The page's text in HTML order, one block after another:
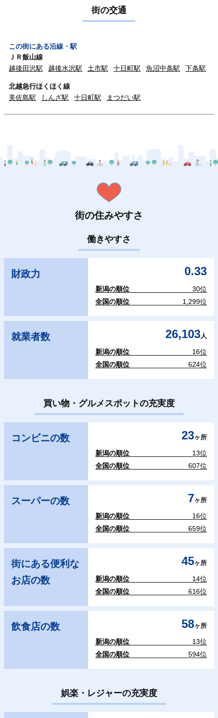
街の交通
この街にある沿線・駅
ＪＲ飯山線
越後田沢駅
越後水沢駅 土市駅 十日町駅 魚沼中条駅 下条駅
北越急行ほくほく線
美佐島駅
しんざ駅 十日町駅 まつだい駅
街の住みやすさ
働きやすさ
財政力 0.33
新潟の順位
30位
全国の順位
1,299位
就業者数 26,103人
新潟の順位
16位
全国の順位
624位
買い物・グルメスポットの充実度
コンビニの数 23ヶ所
新潟の順位
13位
全国の順位
607位
スーパーの数 7ヶ所
新潟の順位
16位
全国の順位
659位
街にある便利な
お店の数
45ヶ所
新潟の順位
14位
全国の順位
616位
飲食店の数 58ヶ所
新潟の順位
13位
全国の順位
594位
娯楽・レジャーの充実度